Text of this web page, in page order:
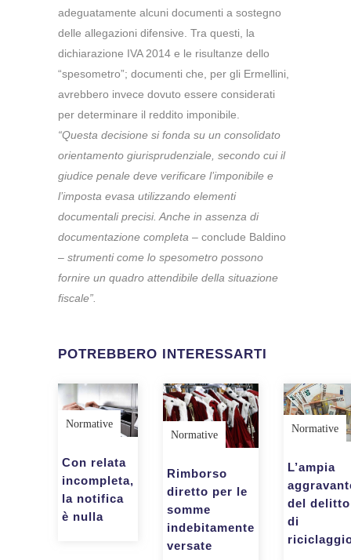
adeguatamente alcuni documenti a sostegno
delle allegazioni difensive. Tra questi, la
dichiarazione IVA 2014 e le risultanze dello
“spesometro”; documenti che, per gli Ermellini,
avrebbero invece dovuto essere considerati
per determinare il reddito imponibile.
“Questa decisione si fonda su un consolidato
orientamento giurisprudenziale, secondo cui il
giudice penale deve verificare l’imponibile e
l’imposta evasa utilizzando elementi
documentali precisi. Anche in assenza di
documentazione completa – conclude Baldino
– strumenti come lo spesometro possono
fornire un quadro attendibile della situazione
fiscale”.
POTREBBERO INTERESSARTI
Normative
Con relata
incompleta,
la notifica
è nulla
Normative
Rimborso
diretto per le
somme
indebitamente
versate
Normative
L’ampia
del delitto
di